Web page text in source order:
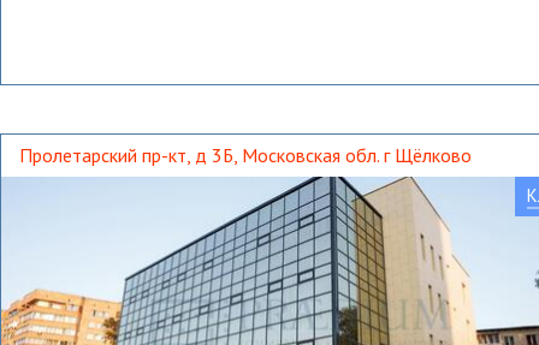
Пролетарский пр-кт, д 3Б, Московская обл. г Щёлково